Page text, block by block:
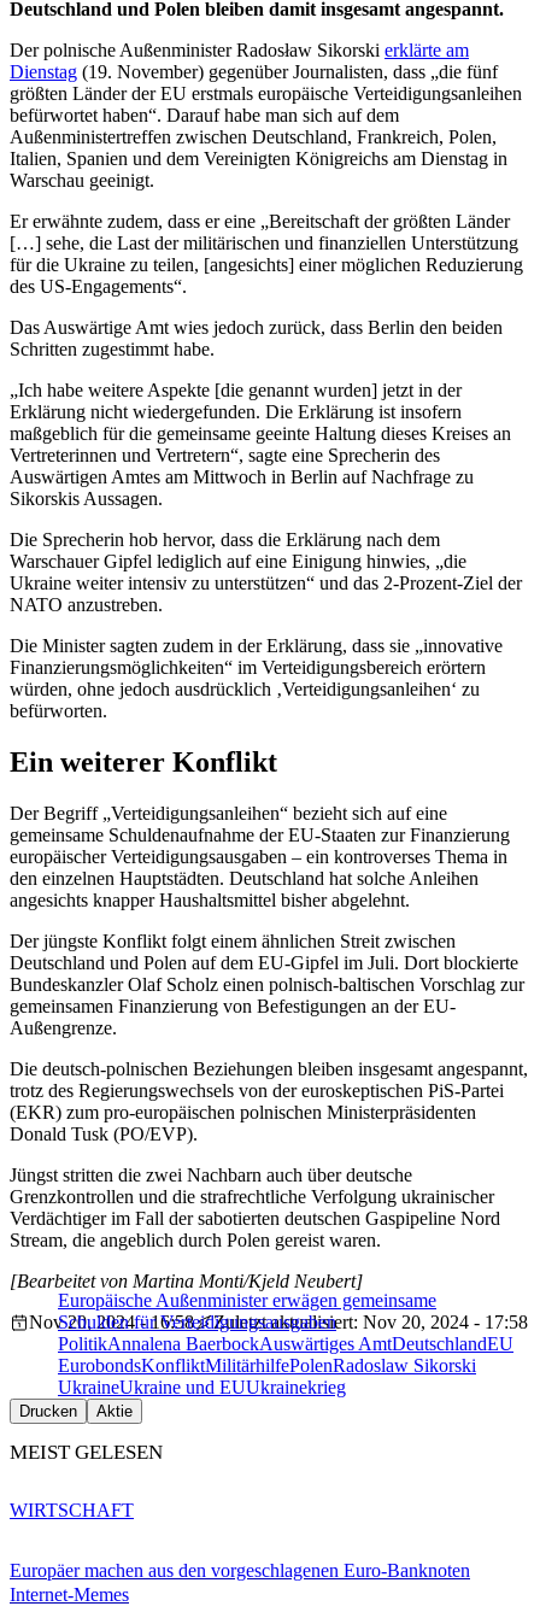
Deutschland und Polen bleiben damit insgesamt angespannt.
Der polnische Außenminister Radosław Sikorski erklärte am
Dienstag (19. November) gegenüber Journalisten, dass „die fünf
größten Länder der EU erstmals europäische Verteidigungsanleihen
befürwortet haben“. Darauf habe man sich auf dem
Außenministertreffen zwischen Deutschland, Frankreich, Polen,
Italien, Spanien und dem Vereinigten Königreichs am Dienstag in
Warschau geeinigt.
Er erwähnte zudem, dass er eine „Bereitschaft der größten Länder
[…] sehe, die Last der militärischen und finanziellen Unterstützung
für die Ukraine zu teilen, [angesichts] einer möglichen Reduzierung
des US-Engagements“.
Das Auswärtige Amt wies jedoch zurück, dass Berlin den beiden
Schritten zugestimmt habe.
„Ich habe weitere Aspekte [die genannt wurden] jetzt in der
Erklärung nicht wiedergefunden. Die Erklärung ist insofern
maßgeblich für die gemeinsame geeinte Haltung dieses Kreises an
Vertreterinnen und Vertretern“, sagte eine Sprecherin des
Auswärtigen Amtes am Mittwoch in Berlin auf Nachfrage zu
Sikorskis Aussagen.
Die Sprecherin hob hervor, dass die Erklärung nach dem
Warschauer Gipfel lediglich auf eine Einigung hinwies, „die
Ukraine weiter intensiv zu unterstützen“ und das 2-Prozent-Ziel der
NATO anzustreben.
Die Minister sagten zudem in der Erklärung, dass sie „innovative
Finanzierungsmöglichkeiten“ im Verteidigungsbereich erörtern
würden, ohne jedoch ausdrücklich ‚Verteidigungsanleihen‘ zu
befürworten.
Ein weiterer Konflikt
Der Begriff „Verteidigungsanleihen“ bezieht sich auf eine
gemeinsame Schuldenaufnahme der EU-Staaten zur Finanzierung
europäischer Verteidigungsausgaben – ein kontroverses Thema in
den einzelnen Hauptstädten. Deutschland hat solche Anleihen
angesichts knapper Haushaltsmittel bisher abgelehnt.
Der jüngste Konflikt folgt einem ähnlichen Streit zwischen
Deutschland und Polen auf dem EU-Gipfel im Juli. Dort blockierte
Bundeskanzler Olaf Scholz einen polnisch-baltischen Vorschlag zur
gemeinsamen Finanzierung von Befestigungen an der EU-
Außengrenze.
Die deutsch-polnischen Beziehungen bleiben insgesamt angespannt,
trotz des Regierungswechsels von der euroskeptischen PiS-Partei
(EKR) zum pro-europäischen polnischen Ministerpräsidenten
Donald Tusk (PO/EVP).
Jüngst stritten die zwei Nachbarn auch über deutsche
Grenzkontrollen und die strafrechtliche Verfolgung ukrainischer
Verdächtiger im Fall der sabotierten deutschen Gaspipeline Nord
Stream, die angeblich durch Polen gereist waren.
Europäische Außenminister erwägen gemeinsame
Schulden für Verteidigungsausgaben
[Bearbeitet von Martina Monti/Kjeld Neubert]
Nov 20, 2024 - 16:58
Zuletzt aktualisiert: Nov 20, 2024 - 17:58
PolitikAnnalena BaerbockAuswärtiges AmtDeutschlandEU
EurobondsKonfliktMilitärhilfePolenRadoslaw Sikorski
UkraineUkraine und EUUkrainekrieg
Drucken Aktie
MEIST GELESEN
Europäer machen aus den vorgeschlagenen Euro-Banknoten
Internet-Memes
WIRTSCHAFT